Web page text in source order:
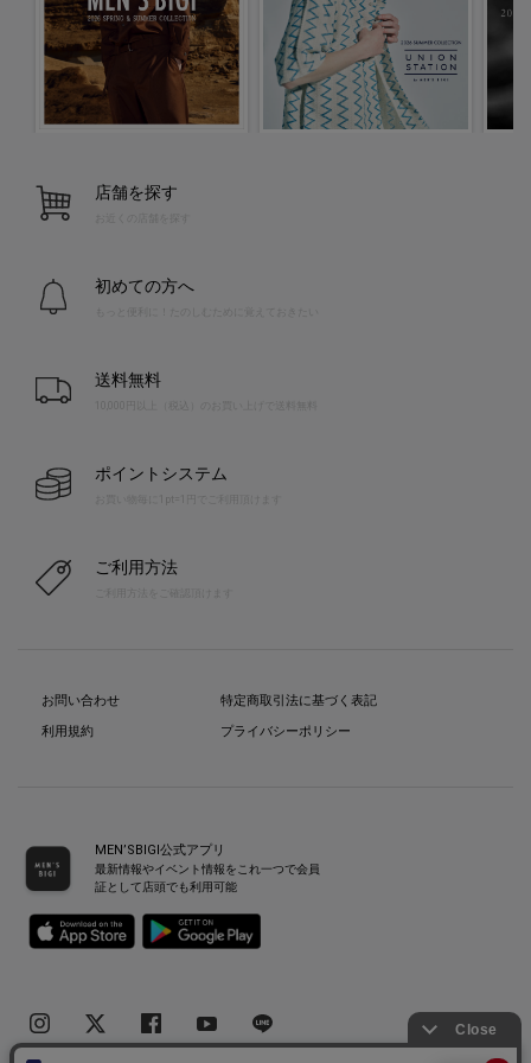
店舗を探す
お近くの店舗を探す
初めての方へ
送料無料
10,000円以上（税込）のお買い上げで送料無料
ポイントシステム
お買い物毎に1pt=1円でご利用頂けます
ご利用方法
お問い合わせ
利用規約
特定商取引法に基づく表記
プライバシーポリシー
MEN’SBIGI公式アプリ
最新情報やイベント情報をこれ一つで会員
証として店頭でも利用可能